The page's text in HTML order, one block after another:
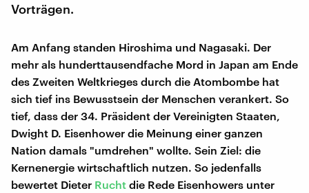
Vorträgen.
Am Anfang standen Hiroshima und Nagasaki. Der
mehr als hunderttausendfache Mord in Japan am Ende
des Zweiten Weltkrieges durch die Atombombe hat
sich tief ins Bewusstsein der Menschen verankert. So
tief, dass der 34. Präsident der Vereinigten Staaten,
Dwight D. Eisenhower die Meinung einer ganzen
Nation damals "umdrehen" wollte. Sein Ziel: die
Kernenergie wirtschaftlich nutzen. So jedenfalls
bewertet Dieter Rucht die Rede Eisenhowers unter